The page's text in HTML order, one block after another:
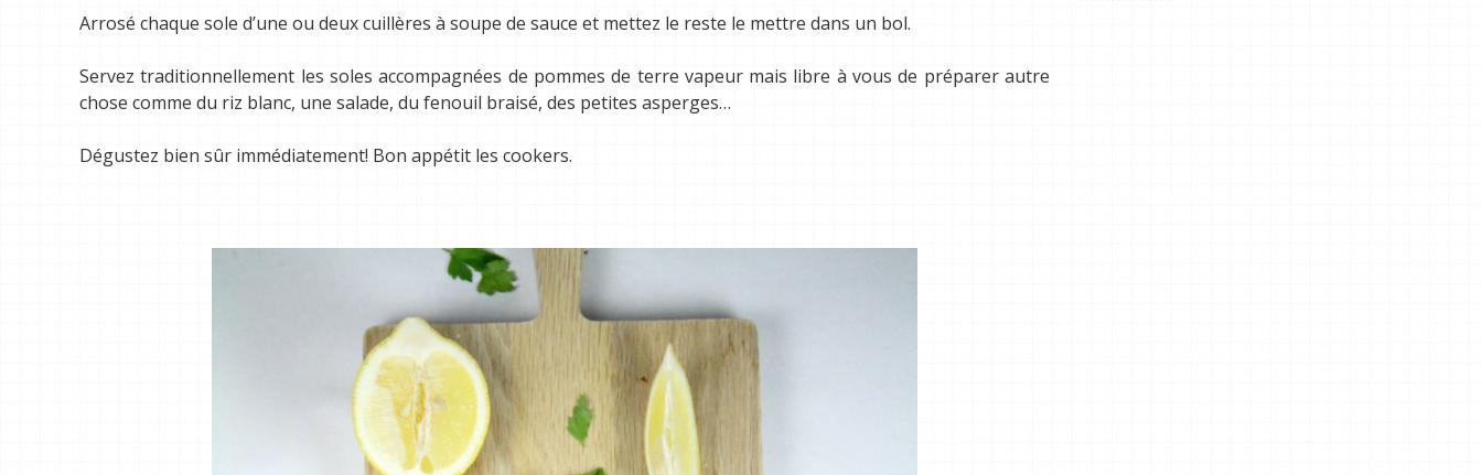
Arrosé chaque sole d’une ou deux cuillères à soupe de sauce et mettez le reste le mettre dans un bol.
Servez traditionnellement les soles accompagnées de pommes de terre vapeur mais libre à vous de préparer autre
chose comme du riz blanc, une salade, du fenouil braisé, des petites asperges…
Dégustez bien sûr immédiatement! Bon appétit les cookers.